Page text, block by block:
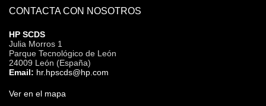
CONTACTA CON NOSOTROS
HP SCDS
Julia Morros 1
Parque Tecnológico de León
24009 León (España)
Email: hr.hpscds@hp.com
Ver en el mapa